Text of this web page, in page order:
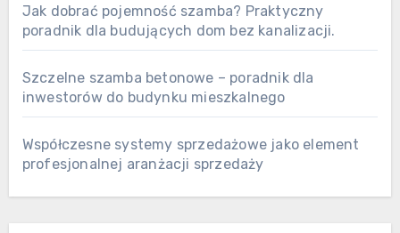
Jak dobrać pojemność szamba? Praktyczny
poradnik dla budujących dom bez kanalizacji.
Szczelne szamba betonowe – poradnik dla
inwestorów do budynku mieszkalnego
Współczesne systemy sprzedażowe jako element
profesjonalnej aranżacji sprzedaży